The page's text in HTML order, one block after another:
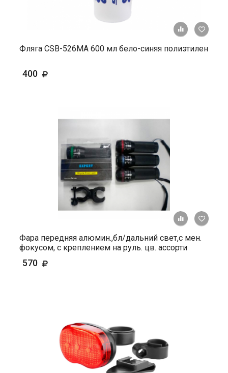
+ К
Фляга СSВ-526МА 600 мл бело-синяя полиэтилен
400
+ К
Фара передняя алюмин.,бл/дальний свет,с мен.
фокусом, с креплением на руль. цв. ассорти
570